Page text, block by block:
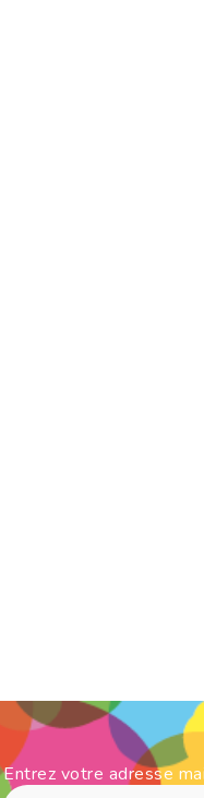
Entrez votre adresse